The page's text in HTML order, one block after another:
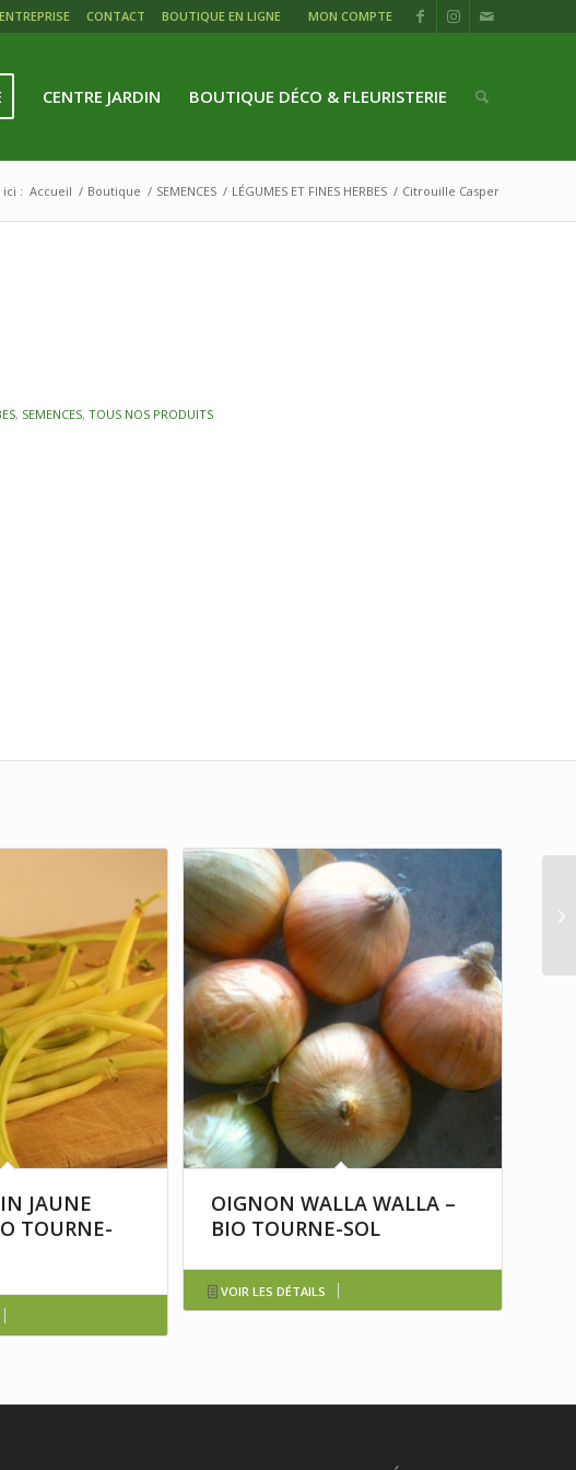
ENTREPRISE CONTACT BOUTIQUE EN LIGNE MON COMPTE
CENTRE JARDIN BOUTIQUE DÉCO & FLEURISTERIE
ici : Accueil / Boutique / SEMENCES / LÉGUMES ET FINES HERBES / Citrouille Casper
, SEMENCES,TOUS NOS PRODUITS
JAUNE
TOURNE-
OIGNON WALLA WALLA –
BIO TOURNE-SOL
VOIR LES DÉTAILS